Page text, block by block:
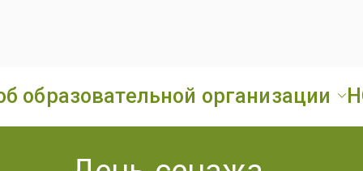
образовательной организации